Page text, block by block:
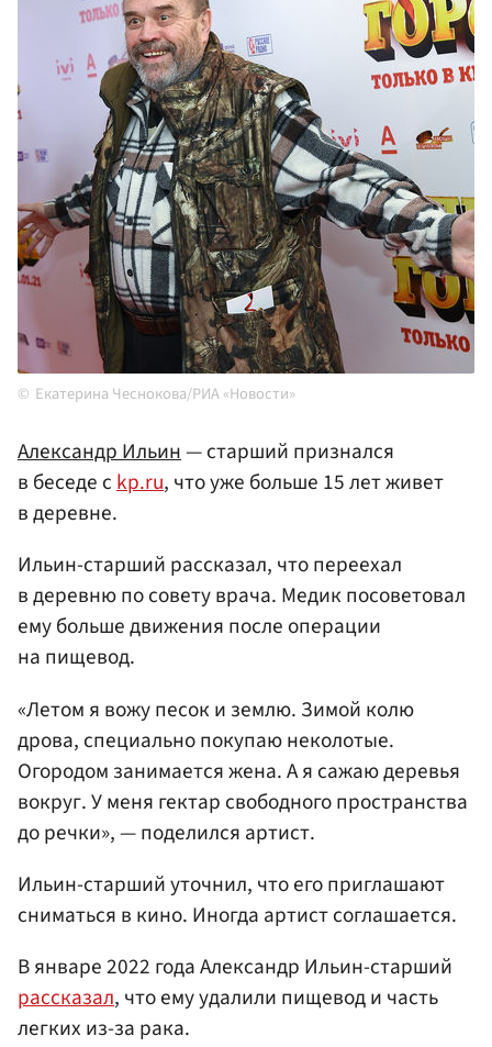
Екатерина Чеснокова/РИА «Новости»
Александр Ильин— старший признался
в беседе сkp.ru, что уже больше 15 лет живет
в деревне.
Ильин-старший рассказал, что переехал
в деревню по совету врача. Медик посоветовал
ему больше движения после операции
на пищевод.
«Летом я вожу песок и землю. Зимой колю
дрова, специально покупаю неколотые.
Огородом занимается жена. А я сажаю деревья
вокруг. У меня гектар свободного пространства
до речки», — поделился артист.
Ильин-старший уточнил, что его приглашают
сниматься в кино. Иногда артист соглашается.
В январе 2022 года Александр Ильин-старший
рассказал, что ему удалили пищевод и часть
легких из-за рака.